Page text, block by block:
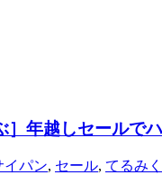
］年越しセールで
イパン, セール, てるみ